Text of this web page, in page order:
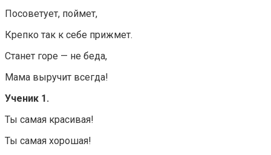
Посоветует, поймет,
Крепко так к себе прижмет.
Станет горе — не беда,
Мама выручит всегда!
Ученик 1.
Ты самая красивая!
Ты самая хорошая!